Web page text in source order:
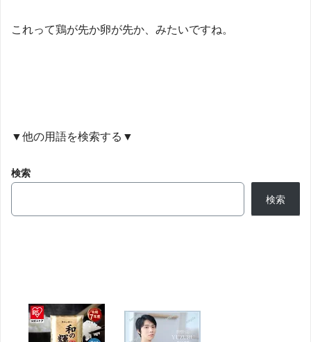
これって鶏が先か卵が先か、みたいですね。
▼他の用語を検索する▼
検索
検索